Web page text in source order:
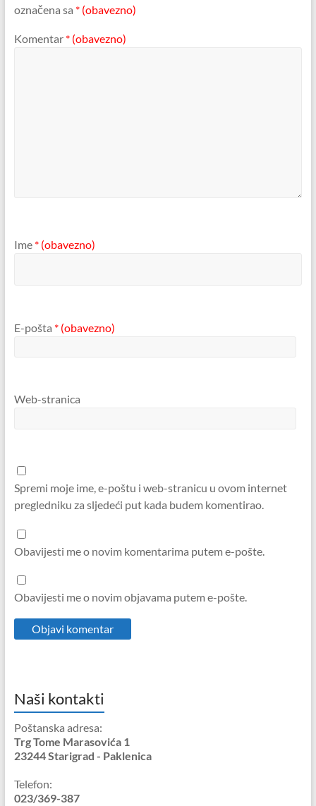
označena sa * (obavezno)
Komentar * (obavezno)
Ime * (obavezno)
E-pošta * (obavezno)
Web-stranica
Spremi moje ime, e-poštu i web-stranicu u ovom internet
pregledniku za sljedeći put kada budem komentirao.
Obavijesti me o novim komentarima putem e-pošte.
Obavijesti me o novim objavama putem e-pošte.
Naši kontakti
Poštanska adresa:
Trg Tome Marasovića 1
23244 Starigrad - Paklenica
Telefon:
023/369-387